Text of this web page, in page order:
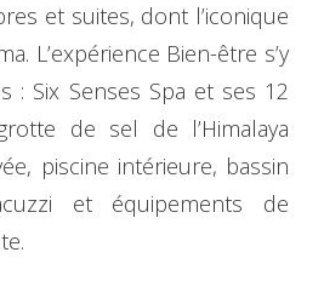
et suites, dont l’iconique
L’expérience Bien-être s’y
: Six Senses Spa et ses 12
de sel de l’Himalaya
piscine intérieure, bassin
et équipements de